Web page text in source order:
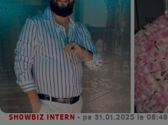
SHOWBIZ INTERN • pe 31.01.2025 la 08:48